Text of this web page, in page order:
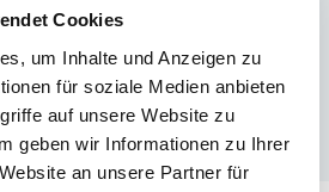
Cookies
um Inhalte und Anzeigen zu
für soziale Medien anbieten
auf unsere Website zu
geben wir Informationen zu Ihrer
an unsere Partner für
beim Doppeltarif betrifft
einer installierten
als 56 kVA.
Sie in
.